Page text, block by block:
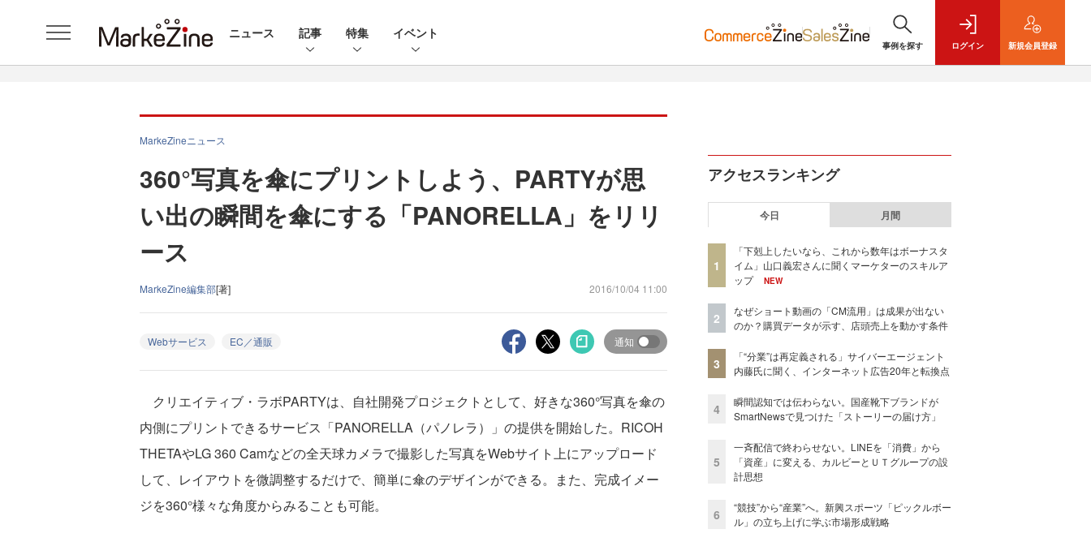
ニュース 記事 特集 イベント
事例を探す ログイン 新規会員登録
MarkeZineニュース
360°写真を傘にプリントしよう、PARTYが思
い出の瞬間を傘にする「PANORELLA」をリリ
ース
MarkeZine編集部[著] 2016/10/04 11:00
Webサービス EC／通販 通知
クリエイティブ・ラボPARTYは、自社開発プロジェクトとして、好きな360°写真を傘の
内側にプリントできるサービス「PANORELLA（パノレラ）」の提供を開始した。RICOH
THETAやLG 360 Camなどの全天球カメラで撮影した写真をWebサイト上にアップロード
して、レイアウトを微調整するだけで、簡単に傘のデザインができる。また、完成イメー
ジを360°様々な角度からみることも可能。
アクセスランキング
今日 月間
1
「下剋上したいなら、これから数年はボーナスタ
イム」山口義宏さんに聞くマーケターのスキルア
ップ
NEW
2
なぜショート動画の「CM流用」は成果が出ない
のか？購買データが示す、店頭売上を動かす条件
3
「“分業”は再定義される」サイバーエージェント
内藤氏に聞く、インターネット広告20年と転換点
4
瞬間認知では伝わらない。国産靴下ブランドが
SmartNewsで見つけた「ストーリーの届け方」
5
一斉配信で終わらせない。LINEを「消費」から
「資産」に変える、カルビーとＵＴグループの設
計思想
6
“競技”から“産業”へ。新興スポーツ「ピックルボー
ル」の立ち上げに学ぶ市場形成戦略